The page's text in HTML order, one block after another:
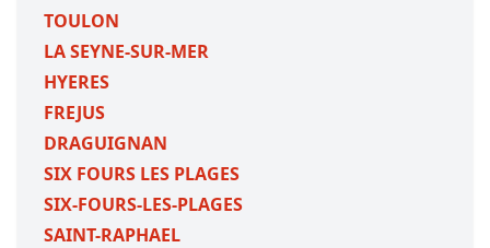
TOULON
LA SEYNE-SUR-MER
HYERES
FREJUS
DRAGUIGNAN
SIX FOURS LES PLAGES
SIX-FOURS-LES-PLAGES
SAINT-RAPHAEL